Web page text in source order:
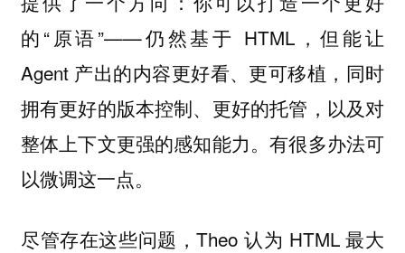
的“原语”——仍然基于 HTML，但能让
Agent 产出的内容更好看、更可移植，同时
拥有更好的版本控制、更好的托管，以及对
整体上下文更强的感知能力。有很多办法可
以微调这一点。
尽管存在这些问题，Theo 认为 HTML 最大